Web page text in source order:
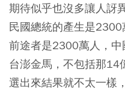
期待似乎也沒多讓人訝
民國總統的產生是
前途者是2300萬人，
台澎金馬，不包括那14
選出來結果就不太一樣